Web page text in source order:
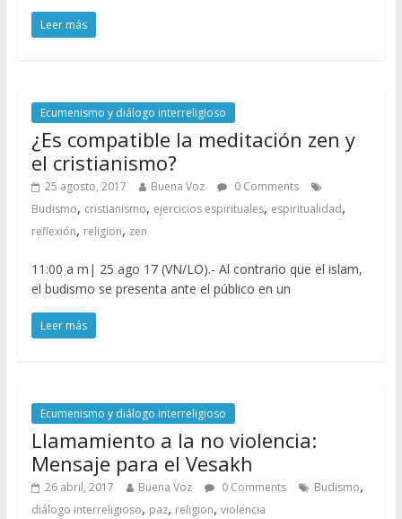
Leer más
Ecumenismo y diálogo interreligioso
¿Es compatible la meditación zen y
el cristianismo?
25 agosto, 2017 Buena Voz
0 Comments
Budismo, cristianismo, ejercicios espirituales, espiritualidad,
reflexión, religion, zen
11:00 a m| 25 ago 17 (VN/LO).- Al contrario que el islam,
el budismo se presenta ante el público en un
Leer más
Ecumenismo y diálogo interreligioso
Llamamiento a la no violencia:
Mensaje para el Vesakh
26 abril, 2017 Buena Voz 0 Comments Budismo,
diálogo interreligioso, paz, religion, violencia